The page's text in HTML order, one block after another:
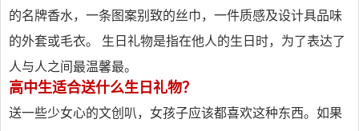
的名牌香水，一条图案别致的丝巾，一件质感及设计具品味
的外套或毛衣。 生日礼物是指在他人的生日时，为了表达了
人与人之间最温馨最。
高中生适合送什么生日礼物？
送一些少女心的文创叭，女孩子应该都喜欢这种东西。如果